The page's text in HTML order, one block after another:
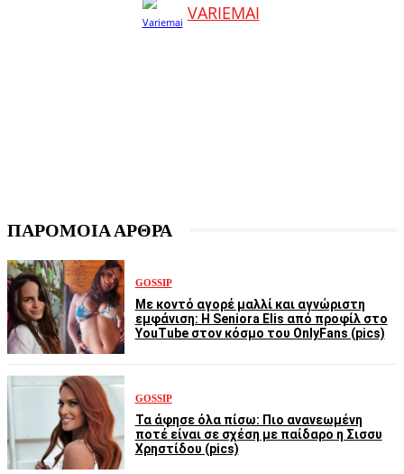
VARIEMAI
ΠΑΡΟΜΟΙΑ ΑΡΘΡΑ
GOSSIP
Με κοντό αγορέ μαλλί και αγνώριστη
εμφάνιση: Η Seniora Elis από προφίλ στο
YouTube στον κόσμο του OnlyFans (pics)
GOSSIP
Τα άφησε όλα πίσω: Πιο ανανεωμένη
ποτέ είναι σε σχέση με παίδαρο η Σισσυ
Χρηστίδου (pics)